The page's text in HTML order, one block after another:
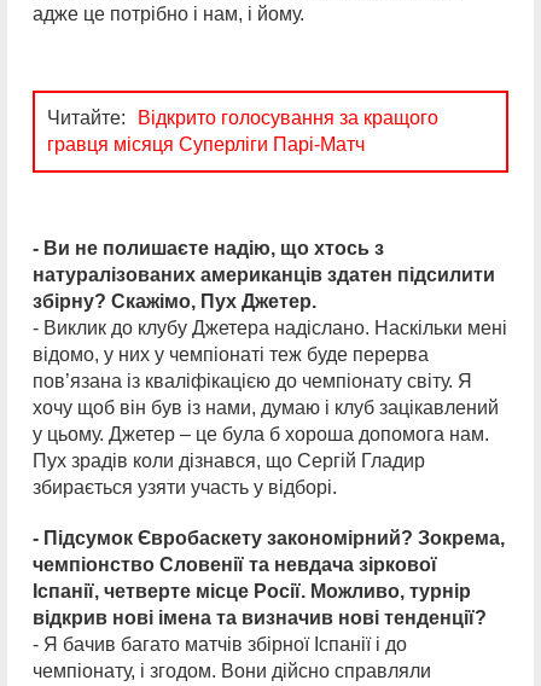
адже це потрібно і нам, і йому.
Читайте:
Відкрито голосування за кращого
гравця місяця Суперліги Парі-Матч
- Ви не полишаєте надію, що хтось з
натуралізованих американців здатен підсилити
збірну? Скажімо, Пух Джетер.
- Виклик до клубу Джетера надіслано. Наскільки мені
відомо, у них у чемпіонаті теж буде перерва
пов’язана із кваліфікацією до чемпіонату світу. Я
хочу щоб він був із нами, думаю і клуб зацікавлений
у цьому. Джетер – це була б хороша допомога нам.
Пух зрадів коли дізнався, що Сергій Гладир
збирається узяти участь у відборі.
- Підсумок Євробаскету закономірний? Зокрема,
чемпіонство Словенії та невдача зіркової
Іспанії, четверте місце Росії. Можливо, турнір
відкрив нові імена та визначив нові тенденції?
- Я бачив багато матчів збірної Іспанії і до
чемпіонату, і згодом. Вони дійсно справляли